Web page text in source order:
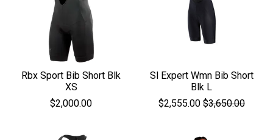
Rbx Sport Bib Short Blk
XS
$2,000.00
Sl Expert Wmn Bib Short
Blk L
$2,555.00 $3,650.00